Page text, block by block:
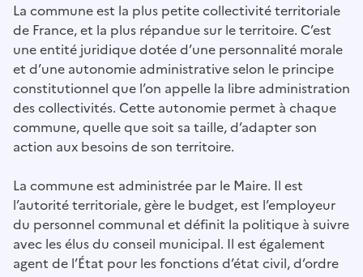
La commune est la plus petite collectivité territoriale
de France, et la plus répandue sur le territoire. C’est
une entité juridique dotée d’une personnalité morale
et d’une autonomie administrative selon le principe
constitutionnel que l’on appelle la libre administration
des collectivités. Cette autonomie permet à chaque
commune, quelle que soit sa taille, d’adapter son
action aux besoins de son territoire.
La commune est administrée par le Maire. Il est
l’autorité territoriale, gère le budget, est l’employeur
du personnel communal et définit la politique à suivre
avec les élus du conseil municipal. Il est également
agent de l’État pour les fonctions d’état civil, d’ordre